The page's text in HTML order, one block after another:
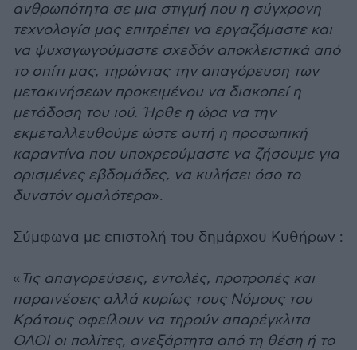
ανθρωπότητα σε μια στιγμή που η σύγχρονη
τεχνολογία μας επιτρέπει να εργαζόμαστε και
να ψυχαγωγούμαστε σχεδόν αποκλειστικά από
το σπίτι μας, τηρώντας την απαγόρευση των
μετακινήσεων προκειμένου να διακοπεί η
μετάδοση του ιού. Ήρθε η ώρα να την
εκμεταλλευθούμε ώστε αυτή η προσωπική
καραντίνα που υποχρεούμαστε να ζήσουμε για
ορισμένες εβδομάδες, να κυλήσει όσο το
δυνατόν ομαλότερα».
Σύμφωνα με επιστολή του δημάρχου Κυθήρων :
« Τις απαγορεύσεις, εντολές, προτροπές και
παραινέσεις αλλά κυρίως τους Νόμους του
Κράτους οφείλουν να τηρούν απαρέγκλιτα
ΟΛΟΙ οι πολίτες, ανεξάρτητα από τη θέση ή το